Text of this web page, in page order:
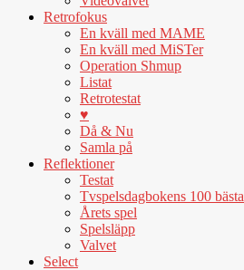
Retrofokus
En kväll med MAME
En kväll med MiSTer
Operation Shmup
Listat
Retrotestat
♥
Då & Nu
Samla på
Reflektioner
Testat
Tvspelsdagbokens 100 bästa
Årets spel
Spelsläpp
Valvet
Select